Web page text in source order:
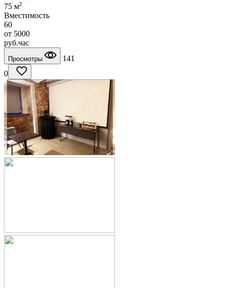
75 м2
Вместимость
60
от 5000
руб.час
Просмотры
141
0